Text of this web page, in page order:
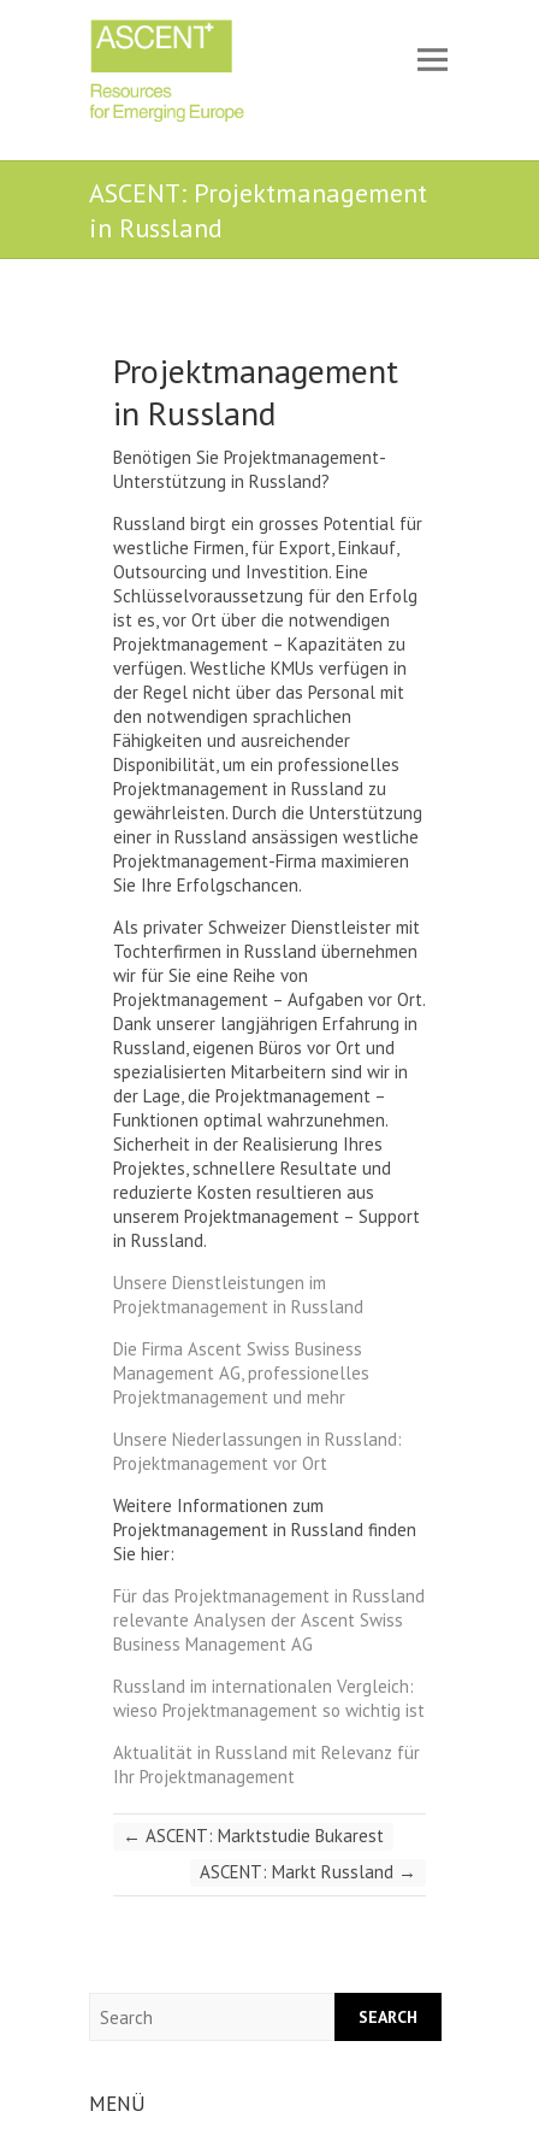
ASCENT: Projektmanagement
in Russland
Projektmanagement
in Russland
Benötigen Sie Projektmanagement-
Unterstützung in Russland?
Russland birgt ein grosses Potential für
westliche Firmen, für Export, Einkauf,
Outsourcing und Investition. Eine
Schlüsselvoraussetzung für den Erfolg
ist es, vor Ort über die notwendigen
Projektmanagement – Kapazitäten zu
verfügen. Westliche KMUs verfügen in
der Regel nicht über das Personal mit
den notwendigen sprachlichen
Fähigkeiten und ausreichender
Disponibilität, um ein professionelles
Projektmanagement in Russland zu
gewährleisten. Durch die Unterstützung
einer in Russland ansässigen westliche
Projektmanagement-Firma maximieren
Sie Ihre Erfolgschancen.
Als privater Schweizer Dienstleister mit
Tochterfirmen in Russland übernehmen
wir für Sie eine Reihe von
Projektmanagement – Aufgaben vor Ort.
Dank unserer langjährigen Erfahrung in
Russland, eigenen Büros vor Ort und
spezialisierten Mitarbeitern sind wir in
der Lage, die Projektmanagement –
Funktionen optimal wahrzunehmen.
Sicherheit in der Realisierung Ihres
Projektes, schnellere Resultate und
reduzierte Kosten resultieren aus
unserem Projektmanagement – Support
in Russland.
Unsere Dienstleistungen im
Projektmanagement in Russland
Die Firma Ascent Swiss Business
Management AG, professionelles
Projektmanagement und mehr
Unsere Niederlassungen in Russland:
Projektmanagement vor Ort
Weitere Informationen zum
Projektmanagement in Russland finden
Sie hier:
Für das Projektmanagement in Russland
relevante Analysen der Ascent Swiss
Business Management AG
Russland im internationalen Vergleich:
wieso Projektmanagement so wichtig ist
Aktualität in Russland mit Relevanz für
Ihr Projektmanagement
← ASCENT: Marktstudie Bukarest
ASCENT: Markt Russland →
MENÜ